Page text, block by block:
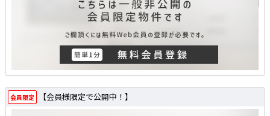
会員限定 【会員様限定で公開中！】